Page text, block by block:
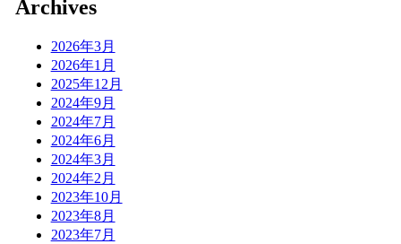
Archives
2026年3月
2026年1月
2025年12月
2024年9月
2024年7月
2024年6月
2024年3月
2024年2月
2023年10月
2023年8月
2023年7月